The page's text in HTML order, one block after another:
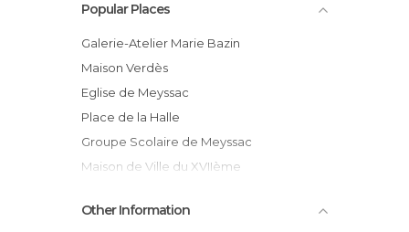
Popular Places
Galerie-Atelier Marie Bazin
Maison Verdès
Eglise de Meyssac
Place de la Halle
Groupe Scolaire de Meyssac
Maison de Ville du XVIIème
Place de l'Auvitrie
Other Information